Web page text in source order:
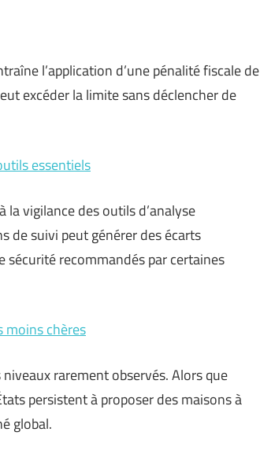
l’application d’une pénalité fiscale de
excéder la limite sans déclencher de
essentiels
vigilance des outils d’analyse
de suivi peut générer des écarts
sécurité recommandés par certaines
moins chères
rarement observés. Alors que
persistent à proposer des maisons à
global.